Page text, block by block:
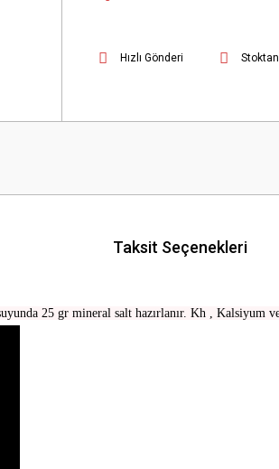
Hızlı Gönderi
Taksit Seçenekleri
25 gr mineral salt hazırlanır. Kh , Kalsiyum